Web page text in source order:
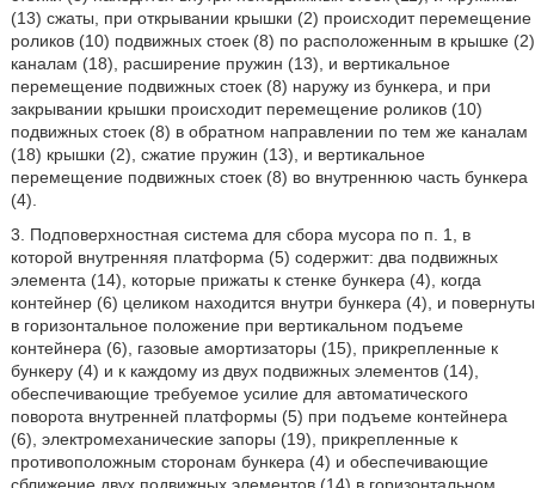
(13) сжаты, при открывании крышки (2) происходит перемещение
роликов (10) подвижных стоек (8) по расположенным в крышке (2)
каналам (18), расширение пружин (13), и вертикальное
перемещение подвижных стоек (8) наружу из бункера, и при
закрывании крышки происходит перемещение роликов (10)
подвижных стоек (8) в обратном направлении по тем же каналам
(18) крышки (2), сжатие пружин (13), и вертикальное
перемещение подвижных стоек (8) во внутреннюю часть бункера
(4).
3. Подповерхностная система для сбора мусора по п. 1, в
которой внутренняя платформа (5) содержит: два подвижных
элемента (14), которые прижаты к стенке бункера (4), когда
контейнер (6) целиком находится внутри бункера (4), и повернуты
в горизонтальное положение при вертикальном подъеме
контейнера (6), газовые амортизаторы (15), прикрепленные к
бункеру (4) и к каждому из двух подвижных элементов (14),
обеспечивающие требуемое усилие для автоматического
поворота внутренней платформы (5) при подъеме контейнера
(6), электромеханические запоры (19), прикрепленные к
противоположным сторонам бункера (4) и обеспечивающие